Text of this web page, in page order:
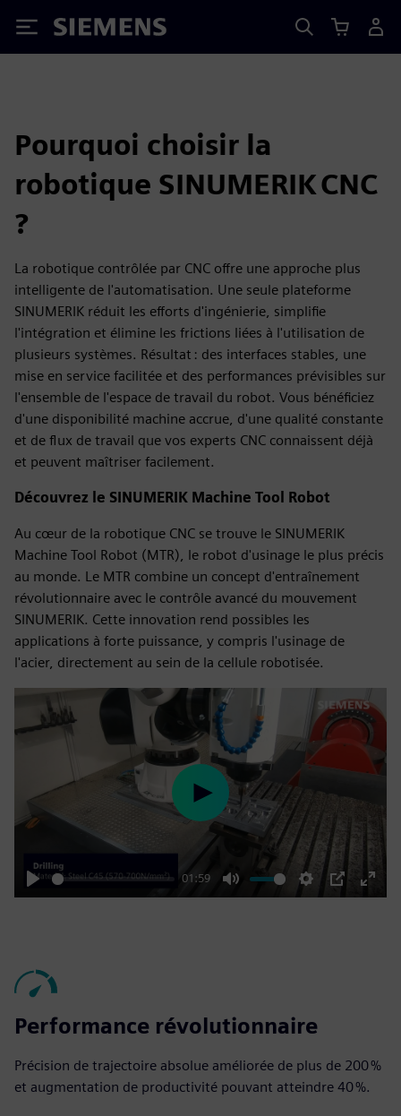
Siemens
Pourquoi choisir la
robotique SINUMERIK CNC
?
La robotique contrôlée par CNC offre une approche plus
intelligente de l'automatisation. Une seule plateforme
SINUMERIK réduit les efforts d'ingénierie, simplifie
l'intégration et élimine les frictions liées à l'utilisation de
plusieurs systèmes. Résultat : des interfaces stables, une
mise en service facilitée et des performances prévisibles sur
l'ensemble de l'espace de travail du robot. Vous bénéficiez
d'une disponibilité machine accrue, d'une qualité constante
et de flux de travail que vos experts CNC connaissent déjà
et peuvent maîtriser facilement.
Découvrez le SINUMERIK Machine Tool Robot
Au cœur de la robotique CNC se trouve le SINUMERIK
Machine Tool Robot (MTR), le robot d'usinage le plus précis
au monde. Le MTR combine un concept d'entraînement
révolutionnaire avec le contrôle avancé du mouvement
SINUMERIK. Cette innovation rend possibles les
applications à forte puissance, y compris l'usinage de
l'acier, directement au sein de la cellule robotisée.
Play
01:59
Mute Settings
PIP
Enter
Play
Performance révolutionnaire
Précision de trajectoire absolue améliorée de plus de 200 %
et augmentation de productivité pouvant atteindre 40 %.